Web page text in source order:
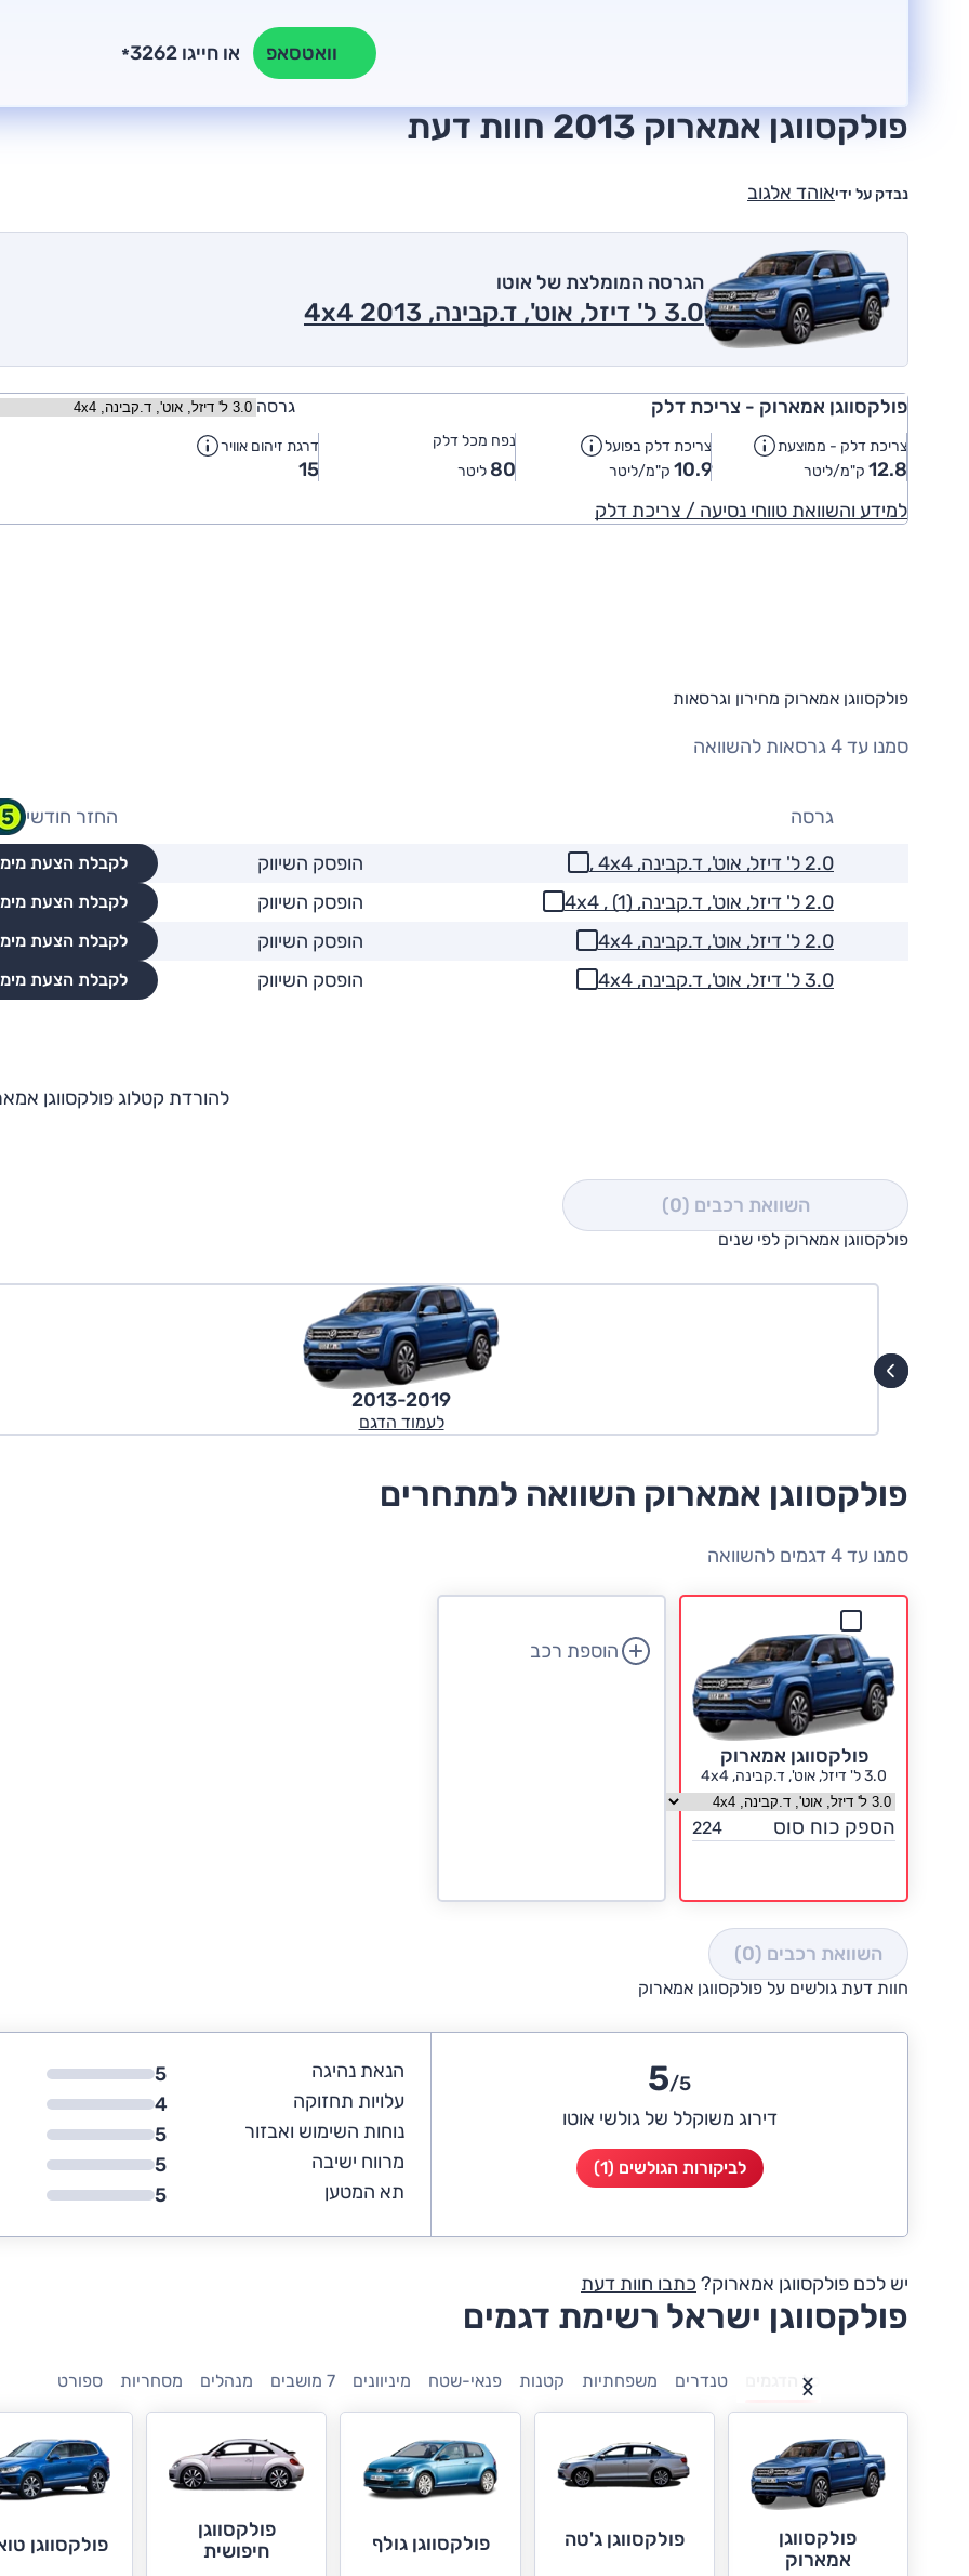
וואטסאפ * או חייגו 3262
פולקסווגן אמארוק 2013 חוות דעת
נבדק על ידיאוהד אלגוב
הגרסה המומלצת של אוטו
3.0 ל' דיזל, אוט', ד.קבינה, 4x4 2013
פולקסווגן אמארוק - צריכת דלק גרסה
צריכת דלק - ממוצעת
12.8 ק"מ/ליטר
צריכת דלק בפועל
10.9 ק"מ/ליטר
נפח מכל דלק
80 ליטר
דרגת זיהום אוויר
15
למידע והשוואת טווחי נסיעה / צריכת דלק
פולקסווגן אמארוק מחירון וגרסאות
סמנו עד 4 גרסאות להשוואה
גרסה
החזר חודשי
2.0 ל' דיזל, אוט', ד.קבינה, 4x4 ,
הופסק השיווק לקבלת הצעת
2.0 ל' דיזל, אוט', ד.קבינה, 4x4 , (1) הופסק השיווק לקבלת הצעת
2.0 ל' דיזל, אוט', ד.קבינה, 4x4 הופסק השיווק לקבלת הצעת
3.0 ל' דיזל, אוט', ד.קבינה, 4x4 הופסק השיווק לקבלת הצעת
להורדת קטלוג פולקסווגן
השוואת רכבים (0)
פולקסווגן אמארוק לפי שנים
2013-2019
לעמוד הדגם
פולקסווגן אמארוק השוואה למתחרים
סמנו עד 4 דגמים להשוואה
פולקסווגן אמארוק
3.0 ל' דיזל, אוט', ד.קבינה, 4x4
בחר גרסה פולקסווגן אמארוק
הספק כוח סוס 224
הוספת רכב
השוואת רכבים (0)
חוות דעת גולשים על פולקסווגן אמארוק
5/5
דירוג משוקלל של גולשי אוטו
לביקורות הגולשים (1)
הנאת נהיגה
5
עלויות תחזוקה
4
נוחות השימוש ואבזור
5
מרווח ישיבה
5
תא המטען
5
יש לכם פולקסווגן אמארוק? כתבו חוות דעת
פולקסווגן ישראל רשימת דגמים
כל הדגמים טנדרים משפחתיות קטנות פנאי-שטח מיניוונים 7 מושבים מנהלים מסחריות ספורט
פולקסווגן
אמארוק
פולקסווגן ג'טה פולקסווגן גולף
פולקסווגן
חיפושית
פולקסווגן